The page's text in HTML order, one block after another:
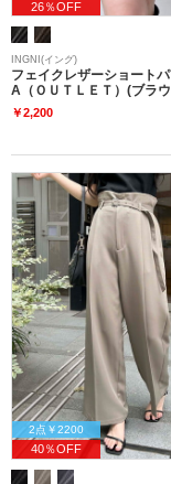
26％OFF
INGNI(イング)
フェイクレザーショート
A（ＯＵＴＬＥＴ）(ブラ
￥2,200
2点￥2200
40％OFF